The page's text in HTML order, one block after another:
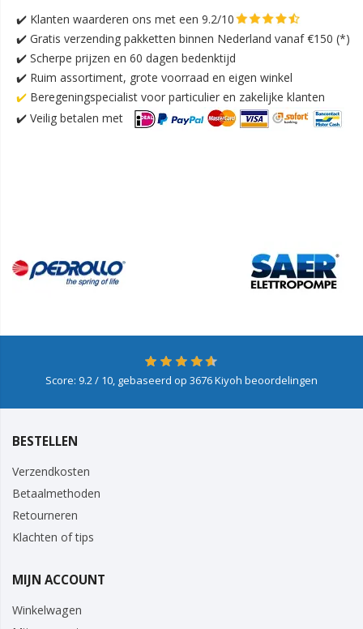
✔️ Klanten waarderen ons met een 9.2/10
✔️ Gratis verzending pakketten binnen Nederland vanaf €150 (*)
✔️ Scherpe prijzen en 60 dagen bedenktijd
✔️ Ruim assortiment, grote voorraad en eigen winkel
✔️ Beregeningspecialist voor particulier en zakelijke klanten
✔️ Veilig betalen met
Score: 9.2/ 10, gebaseerd op 3676Kiyoh beoordelingen
BESTELLEN
Verzendkosten
Betaalmethoden
Retourneren
Klachten of tips
MIJN ACCOUNT
Winkelwagen